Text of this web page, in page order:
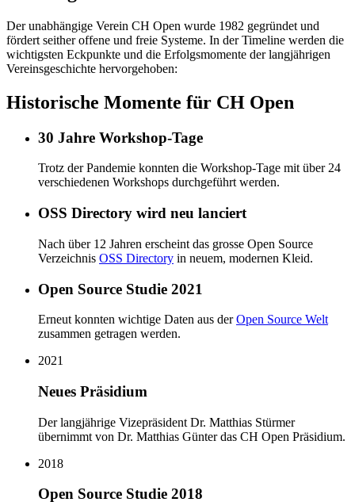
Der unabhängige Verein CH Open wurde 1982 gegründet und
fördert seither offene und freie Systeme. In der Timeline werden die
wichtigsten Eckpunkte und die Erfolgsmomente der langjährigen
Vereinsgeschichte hervorgehoben:
Historische Momente für CH Open
30 Jahre Workshop-Tage
Trotz der Pandemie konnten die Workshop-Tage mit über 24
verschiedenen Workshops durchgeführt werden.
OSS Directory wird neu lanciert
Nach über 12 Jahren erscheint das grosse Open Source
Verzeichnis OSS Directory in neuem, modernen Kleid.
Open Source Studie 2021
Erneut konnten wichtige Daten aus derOpen Source Welt
zusammen getragen werden.
2021
Neues Präsidium
Der langjährige Vizepräsident Dr. Matthias Stürmer
übernimmt von Dr. Matthias Günter das CH Open Präsidium.
2018
Open Source Studie 2018